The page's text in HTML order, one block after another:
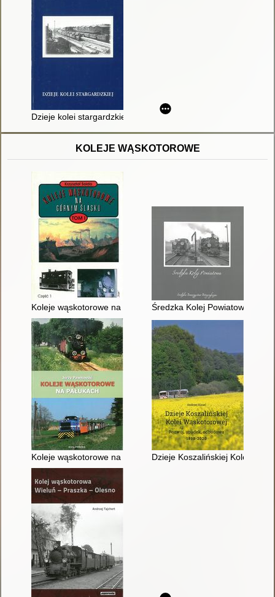
Dzieje kolei stargardzkiej 1846-2000
KOLEJE WĄSKOTOROWE
Koleje wąskotorowe na Górnym Śląsku : od czasów
Średzka Kolej Powiatowa
Koleje wąskotorowe na PałukachDzieje Koszalińskiej Kolei